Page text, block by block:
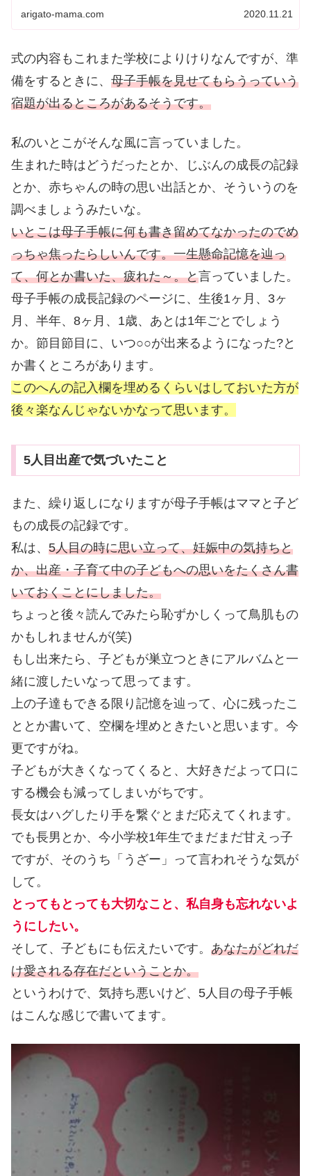
した。けれど、この学校で行われる2分...
arigato-mama.com 2020.11.21
式の内容もこれまた学校によりけりなんですが、準
備をするときに、 母子手帳を見せてもらうっていう
宿題が出るところがあるそうです。
私のいとこがそんな風に言っていました。
生まれた時はどうだったとか、じぶんの成長の記録
とか、赤ちゃんの時の思い出話とか、そういうのを
調べましょうみたいな。
いとこは母子手帳に何も書き留めてなかったのでめ
っちゃ焦ったらしいんです。一生懸命記憶を辿っ
て、何とか書いた、疲れた～。と言っていました。
母子手帳の成長記録のページに、生後1ヶ月、3ヶ
月、半年、8ヶ月、1歳、あとは1年ごとでしょう
か。節目節目に、いつ○○が出来るようになった?と
か書くところがあります。
このへんの記入欄を埋めるくらいはしておいた方が
後々楽なんじゃないかなって思います。
5人目出産で気づいたこと
また、繰り返しになりますが母子手帳はママと子ど
もの成長の記録です。
私は、 5人目の時に思い立って、妊娠中の気持ちと
か、出産・子育て中の子どもへの思いをたくさん書
いておくことにしました。
ちょっと後々読んでみたら恥ずかしくって鳥肌もの
かもしれませんが(笑)
もし出来たら、子どもが巣立つときにアルバムと一
緒に渡したいなって思ってます。
上の子達もできる限り記憶を辿って、心に残ったこ
ととか書いて、空欄を埋めときたいと思います。今
更ですがね。
子どもが大きくなってくると、大好きだよって口に
する機会も減ってしまいがちです。
長女はハグしたり手を繋ぐとまだ応えてくれます。
でも長男とか、今小学校1年生でまだまだ甘えっ子
ですが、そのうち「うざー」って言われそうな気が
して。
とってもとっても大切なこと、私自身も忘れないよ
うにしたい。
そして、子どもにも伝えたいです。 あなたがどれだ
け愛される存在だということか。
というわけで、気持ち悪いけど、5人目の母子手帳
はこんな感じで書いてます。